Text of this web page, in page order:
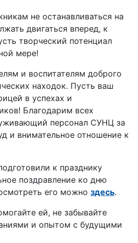
не останавливаться на
двигаться вперед, к
творческий потенциал
мере!
и воспитателям доброго
находок. Пусть ваш
в успехах и
Благодарим всех
персонал СУНЦ за
и внимательное отношение к
к празднику
поздравление ко дню
его можно здесь.
ей, не забывайте
и опытом с будущими